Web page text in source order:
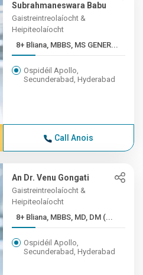
Subrahmaneswara Babu
Gaistreintreolaíocht &
Heipiteolaíocht
8+ Bliana, MBBS, MS GENER...
Ospidéil Apollo,
Secunderabad, Hyderabad
Call Anois
An Dr. Venu Gongati
Gaistreintreolaíocht &
Heipiteolaíocht
8+ Bliana, MBBS, MD, DM (...
Ospidéil Apollo,
Secunderabad, Hyderabad